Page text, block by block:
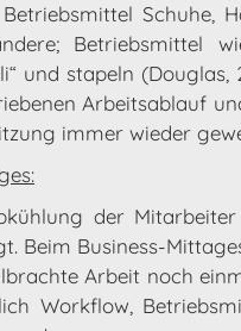
Schuhe,
Betriebsmittel
und stapeln
Arbeitsablauf
immer wieder
der
Beim Business-
Arbeit noch
Workflow,